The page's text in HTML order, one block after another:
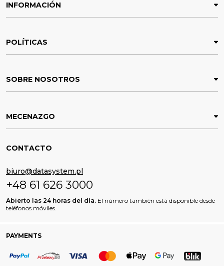
INFORMACIÓN
POLÍTICAS
SOBRE NOSOTROS
MECENAZGO
CONTACTO
biuro@datasystem.pl
+48 61 626 3000
Abierto las 24 horas del día. El número también está disponible desde
teléfonos móviles.
PAYMENTS